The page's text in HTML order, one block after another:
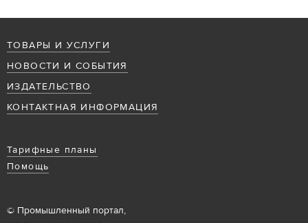
ТОВАРЫ И УСЛУГИ
НОВОСТИ И СОБЫТИЯ
ИЗДАТЕЛЬСТВО
КОНТАКТНАЯ ИНФОРМАЦИЯ
Тарифные планы
Помощь
© Промышленный портал,